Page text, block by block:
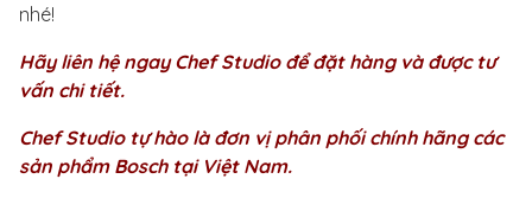
nhé!
Hãy liên hệ ngay Chef Studio để đặt hàng và được tư
vấn chi tiết.
Chef Studio tự hào là đơn vị phân phối chính hãng các
sản phẩm Bosch tại Việt Nam.